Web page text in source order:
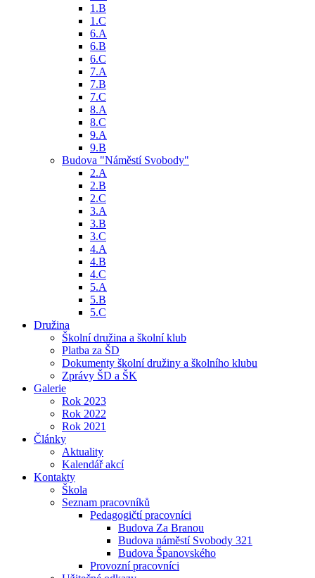
1.B
1.C
6.A
6.B
6.C
7.A
7.B
7.C
8.A
8.C
9.A
9.B
Budova "Náměstí Svobody"
2.A
2.B
2.C
3.A
3.B
3.C
4.A
4.B
4.C
5.A
5.B
5.C
Družina
Školní družina a školní klub
Platba za ŠD
Dokumenty školní družiny a školního klubu
Zprávy ŠD a ŠK
Galerie
Rok 2023
Rok 2022
Rok 2021
Články
Aktuality
Kalendář akcí
Kontakty
Škola
Seznam pracovníků
Pedagogičtí pracovníci
Budova Za Branou
Budova náměstí Svobody 321
Budova Španovského
Provozní pracovníci